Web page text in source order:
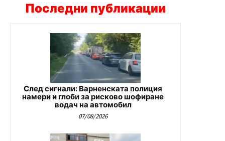
Последни публикации
След сигнали: Варненската полиция
намери и глоби за рисково шофиране
водач на автомобил
07/08/2026